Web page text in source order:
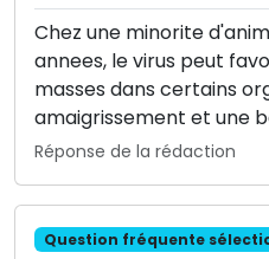
Chez une minorite
annees, le virus peut
masses dans certains
amaigrissement et une
Réponse de la rédaction
Question fréquente